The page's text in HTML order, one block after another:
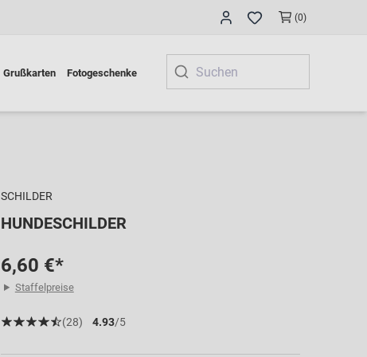
(0)
Grußkarten Fotogeschenke
SCHILDER
HUNDESCHILDER
6,60 €*
Staffelpreise
(28) 4.93/5